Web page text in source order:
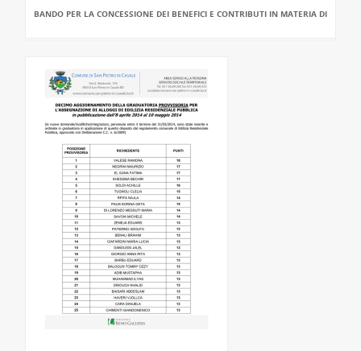
BANDO PER LA CONCESSIONE DEI BENEFICI E CONTRIBUTI IN MATERIA DI